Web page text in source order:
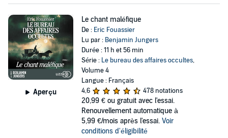
Aperçu
Le chant maléfique
De : Eric Fouassier
Lu par : Benjamin Jungers
Durée : 11 h et 56 min
Série : Le bureau des affaires occultes,
Volume 4
Langue : Français
4,6
478 notations
20,99 € ou gratuit avec l'essai.
Renouvellement automatique à
5,99 €/mois après l'essai. Voir
conditions d'éligibilité